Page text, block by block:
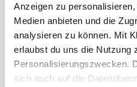
Anzeigen zu
Medien anbieten und die
analysieren zu können. Mit
erlaubst du uns die Nutzung
Personalisierungszwecken.
sich auch auf die
Partner